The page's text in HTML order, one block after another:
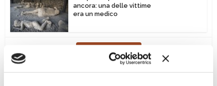
ancora: una delle vittime
era un medico